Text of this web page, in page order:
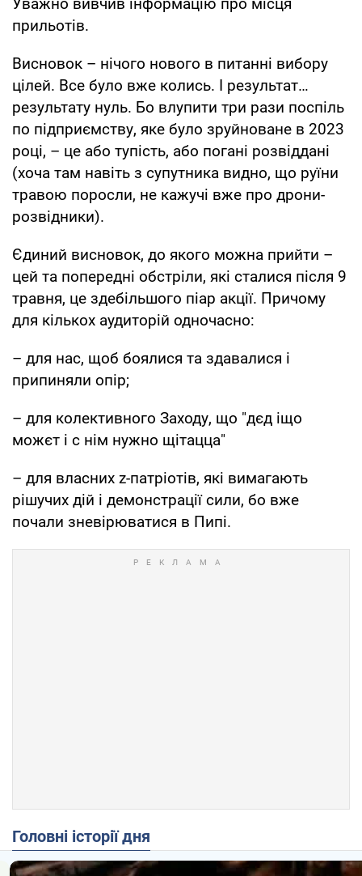
прильотів.
Висновок – нічого нового в питанні вибору
цілей. Все було вже колись. І результат…
результату нуль. Бо влупити три рази поспіль
по підприємству, яке було зруйноване в 2023
році, – це або тупість, або погані розвіддані
(хоча там навіть з супутника видно, що руїни
травою поросли, не кажучі вже про дрони-
розвідники).
Єдиний висновок, до якого можна прийти –
цей та попередні обстріли, які сталися після 9
травня, це здебільшого піар акції. Причому
для кількох аудиторій одночасно:
– для нас, щоб боялися та здавалися і
припиняли опір;
– для колективного Заходу, що "дєд іщо
можєт і с нім нужно щітацца"
– для власних z-патріотів, які вимагають
рішучих дій і демонстрації сили, бо вже
почали зневірюватися в Пипі.
Головні історії дня